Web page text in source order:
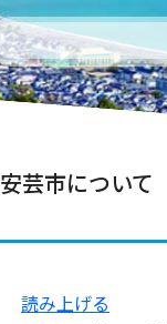
安芸市について
読み上げる